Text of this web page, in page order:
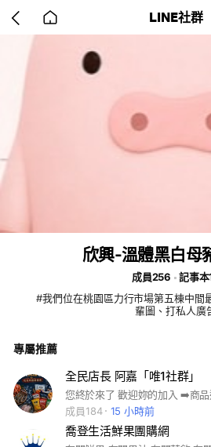
back
to
home
LINE社群
欣興-溫體黑白母
成員256
記事本
#我們位在桃園區力行市場第五棟中間最大的
輩圖、打私人廣
專屬推薦
全民店長 阿嘉「唯1社群」
成員184
15 小時前
喬登生活鮮果團購網